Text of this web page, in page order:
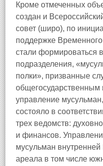
Кроме отмеченных
создан и
совет (широ), по
поддержке
стали формироваться
подразделения,
полки», призванные
управление
состояло в
трех ведомств:
и финансов.
мусульман
ареала в том числе